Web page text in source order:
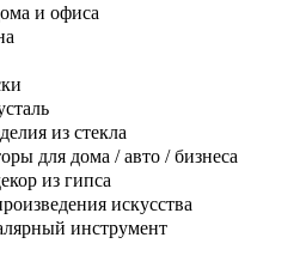
и офиса
из стекла
для дома / авто / бизнеса
из гипса
искусства
инструмент